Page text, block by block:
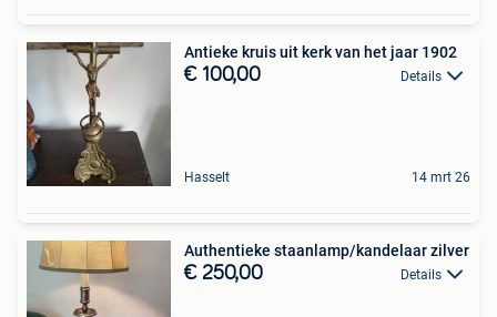
Antieke kruis uit kerk van het jaar 1902
€ 100,00 Details
Hasselt 14 mrt 26
Authentieke staanlamp/kandelaar zilver
€ 250,00 Details